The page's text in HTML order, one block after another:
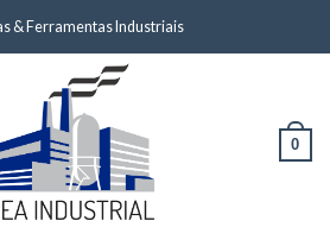
& Ferramentas Industriais
0